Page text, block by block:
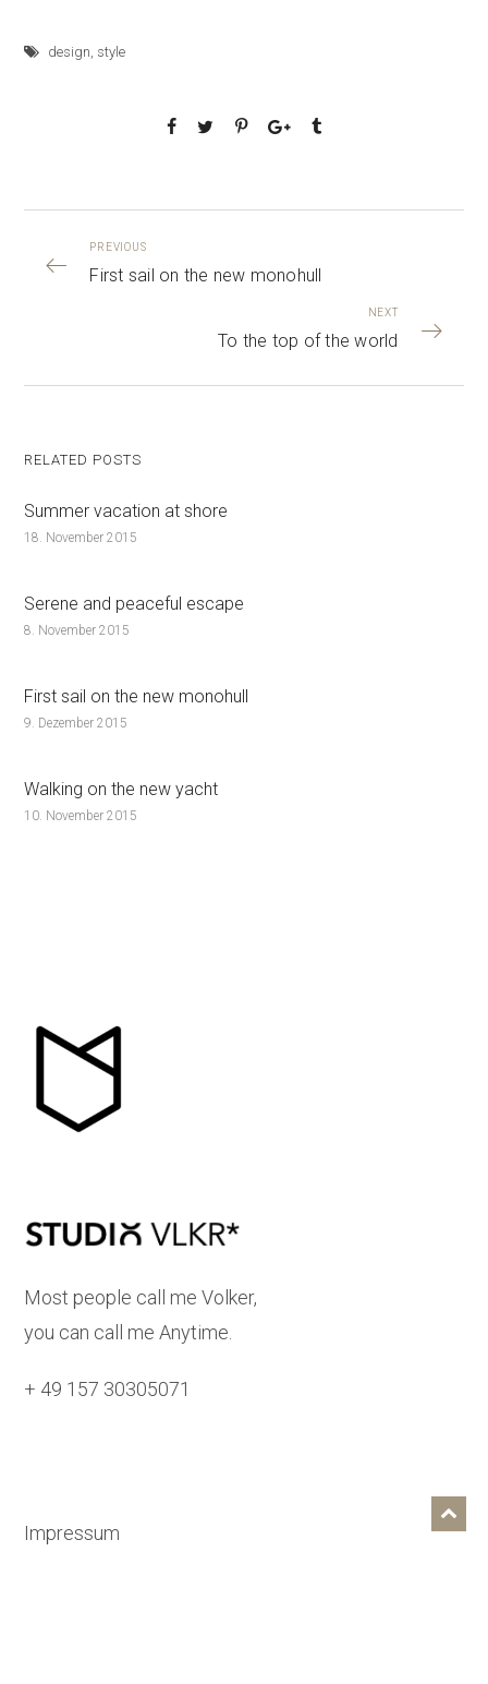
design, style
PREVIOUS
First sail on the new monohull
NEXT
To the top of the world
RELATED POSTS
Summer vacation at shore
18. November 2015
Serene and peaceful escape
8. November 2015
First sail on the new monohull
9. Dezember 2015
Walking on the new yacht
10. November 2015
Most people call me Volker,
you can call me Anytime.
+ 49 157 30305071
Impressum